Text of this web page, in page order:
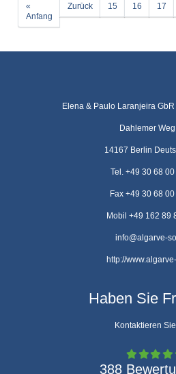
«
Anfang
Zurück 15 16 17
Elena & Paulo Laranjeira
Dahlemer
14167 Berlin
Tel. +49 30 68
Fax +49 30 68
Mobil +49 162 89
info@algarve-
http://
Haben Sie
Kontaktieren
388